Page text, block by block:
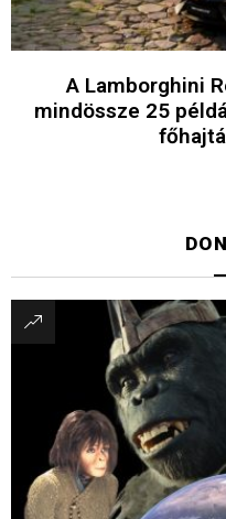
A Lamborghini
mindössze 25